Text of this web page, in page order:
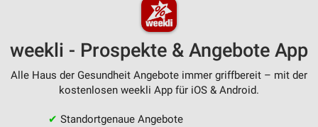
weekli - Prospekte & Angebote App
Alle Haus der Gesundheit Angebote immer griffbereit – mit der
kostenlosen weekli App für iOS & Android.
✔ Standortgenaue Angebote